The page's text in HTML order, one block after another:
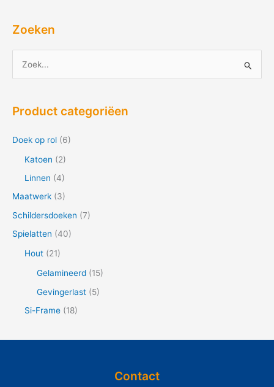
Zoeken
k
:
Product categoriëen
Doek op rol (6)
Katoen (2)
Linnen (4)
Maatwerk (3)
Schildersdoeken (7)
Spielatten (40)
Hout (21)
Gelamineerd (15)
Gevingerlast (5)
Si-Frame (18)
Contact